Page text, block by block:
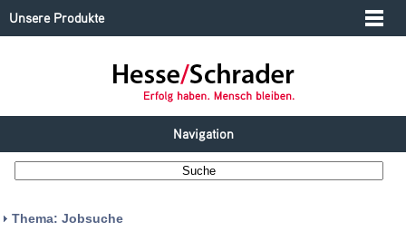
Unsere Produkte
Navigation
Thema: Jobsuche